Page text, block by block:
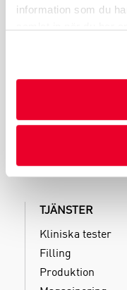
information som du
LAMINERADE
KUVERT OCH
TJÄNSTER
Kliniska tester
Filling
Produktion